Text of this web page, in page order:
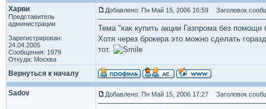
Харви
Представитель
администрации
Зарегистрирован:
24.04.2005
Сообщения: 1979
Откуда: Москва
Добавлено: Пн Май 15, 2006 16:59 Заголовок
Тема "как купить акции Газпрома без помощи
Хотя через брокера это можно сделать
тот.
Вернуться к началу
Sadov Добавлено: Пн Май 15, 2006 17:27 Заголовок